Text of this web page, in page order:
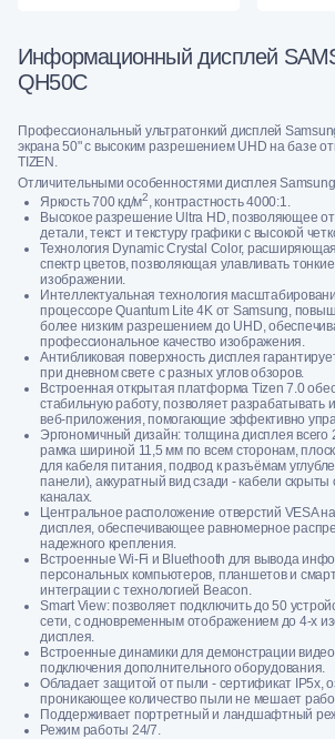
Информационный дисплей
QH50C
Профессиональный ультратонкий дисплей
экрана 50" с высоким разрешением UHD на базе
TIZEN.
Отличительными особенностями дисплея
Яркость 700 кд/м2 , контрастность 4000:1.
Высокое разрешение Ultra HD, позволяющее
детали, текст и текстуру графики с высокой
Технология Dynamic Crystal Color,
спектр цветов, позволяющая улавливать
изображении.
Интеллектуальная технология
процессоре Quantum Lite 4K от Samsung,
более низким разрешением до UHD,
профессиональное качество изображения.
Антибликовая поверхность дисплея
при дневном свете с разных углов обзоров.
Встроенная открытая платформа Tizen 7.0
стабильную работу, позволяет разрабатывать
веб-приложения, помогающие эффективно
Эргономичный дизайн: толщина дисплея всего
рамка шириной 11,5 мм по всем сторонам,
для кабеля питания, подвод к разъёмам
панели), аккуратный вид сзади - кабели скрыты
каналах.
Центральное расположение отверстий VESA
дисплея, обеспечивающее равномерное
надежного крепления.
Встроенные Wi-Fi и Bluethooth для вывода
персональных компьютеров, планшетов и
интеграции с технологией Beacon.
Smart View: позволяет подключить до 50
сети, с одновременным отображением до 4-х
дисплея.
Встроенные динамики для демонстрации видео
подключения дополнительного оборудования.
Обладает защитой от пыли - сертификат IP5x,
проникающее количество пыли не мешает
Поддерживает портретный и ландшафтный
Режим работы 24/7.